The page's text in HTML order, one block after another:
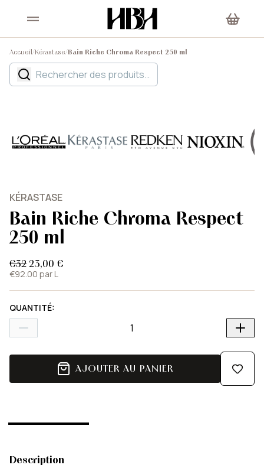
Accueil/Kérastase/Bain Riche Chroma Respect 250 ml
KÉRASTASE
Bain Riche Chroma Respect
250 ml
€3223,00 €
€92.00 par L
QUANTITÉ:
AJOUTER AU PANIER
Description